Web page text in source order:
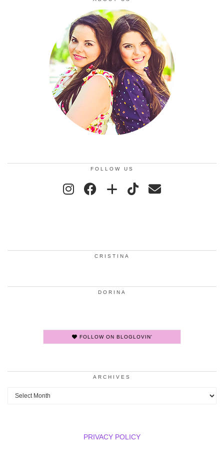
FOLLOW US
CRISTINA
DORINA
FOLLOW ON BLOGLOVIN'
ARCHIVES
Archives
PRIVACY POLICY